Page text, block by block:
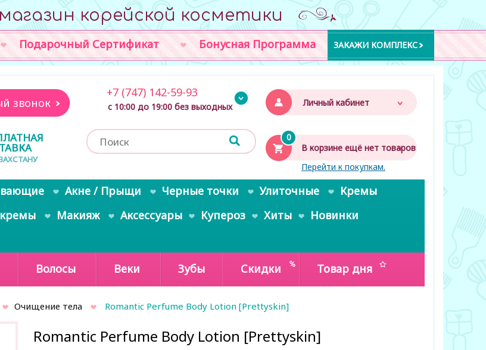
корейской косметики
Подарочный Сертификат Бонусная Программа ЗАКАЖИ КОМПЛЕКС
Личный кабинет
0
В корзине ещё нет товаров
Перейти к покупкам.
звонок
+7 (747) 142-59-93
с 10:00 до 19:00 без выходных
Акне / Прыщи Черные точки Улиточные
Кремы
кремы Макияж Аксессуары Купероз Хиты
Новинки
Волосы Веки Зубы Скидки Товар дня
Очищение тела Romantic Perfume Body Lotion [Prettyskin]
Romantic Perfume Body Lotion [Prettyskin]